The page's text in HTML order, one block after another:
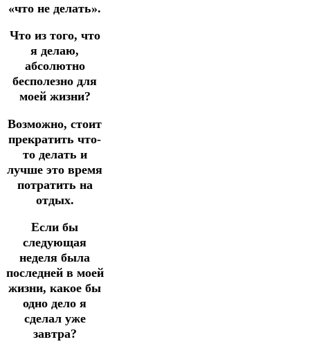
«что не делать».
Что из того, что
я делаю,
абсолютно
бесполезно для
моей жизни?
Возможно, стоит
прекратить что-
то делать и
лучше это время
потратить на
отдых.
Если бы
следующая
неделя была
последней в моей
жизни, какое бы
одно дело я
сделал уже
завтра?